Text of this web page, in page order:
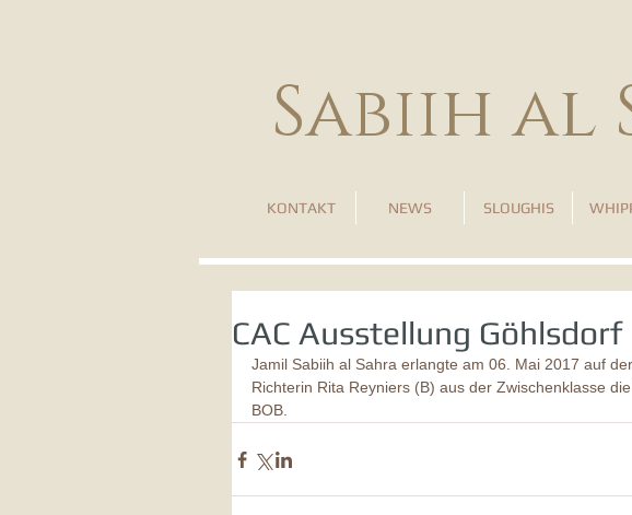
Sabiih al
KONTAKT NEWS SLOUGHIS
CAC Ausstellung Göhlsdorf
Jamil Sabiih al Sahra erlangte am 06. Mai 2017 auf
Richterin Rita Reyniers (B) aus der Zwischenklasse
BOB.